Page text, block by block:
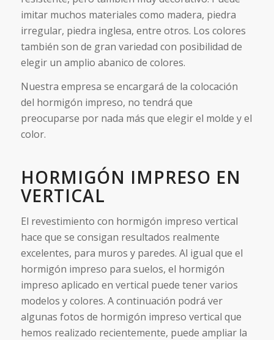
imitar muchos materiales como madera, piedra
irregular, piedra inglesa, entre otros. Los colores
también son de gran variedad con posibilidad de
elegir un amplio abanico de colores.
Nuestra empresa se encargará de la colocación
del hormigón impreso, no tendrá que
preocuparse por nada más que elegir el molde y el
color.
HORMIGÓN IMPRESO EN
VERTICAL
El revestimiento con hormigón impreso vertical
hace que se consigan resultados realmente
excelentes, para muros y paredes. Al igual que el
hormigón impreso para suelos, el hormigón
impreso aplicado en vertical puede tener varios
modelos y colores. A continuación podrá ver
algunas fotos de hormigón impreso vertical que
hemos realizado recientemente, puede ampliar la